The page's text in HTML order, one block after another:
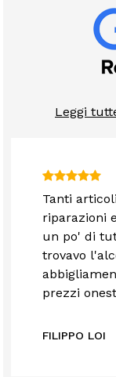
Leggi
Tanti
riparazioni
un po' di
trovavo
prezzi
FILIPPO LOI